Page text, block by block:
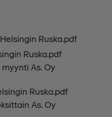
Ruska.pdf
Ruska.pdf
As. Oy
Ruska.pdf
As. Oy